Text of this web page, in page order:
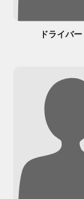
ドライバー